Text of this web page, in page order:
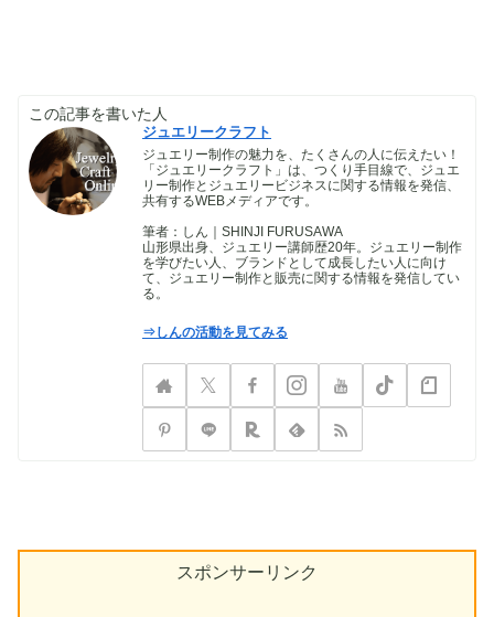
この記事を書いた人
ジュエリークラフト
ジュエリー制作の魅力を、たくさんの人に伝えたい！
「ジュエリークラフト」は、つくり手目線で、ジュエ
リー制作とジュエリービジネスに関する情報を発信、
共有するWEBメディアです。
筆者：しん｜SHINJI FURUSAWA
山形県出身、ジュエリー講師歴20年。ジュエリー制作
を学びたい人、ブランドとして成長したい人に向け
て、ジュエリー制作と販売に関する情報を発信してい
る。
⇒しんの活動を見てみる
スポンサーリンク